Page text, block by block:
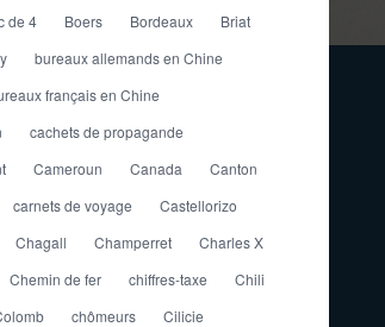
de 4 Boers Bordeaux
Briat
bureaux allemands en Chine
français en Chine
cachets de propagande
Cameroun Canada
Canton
carnets de voyage
Castellorizo
Chagall Champerret
Charles X
Chemin de fer chiffres-taxe
Chili
chômeurs
Cilicie